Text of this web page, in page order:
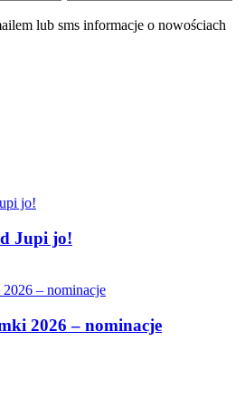
lub sms informacje o nowościach
Jupi jo!
2026 – nominacje